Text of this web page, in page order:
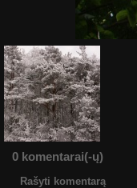
0 komentarai(-ų)
Rašyti komentarą